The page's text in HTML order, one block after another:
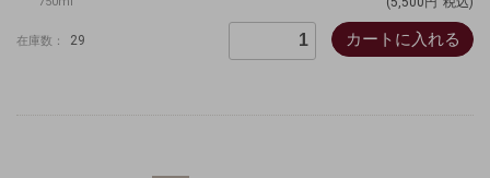
在庫数： 29 カートに入れる